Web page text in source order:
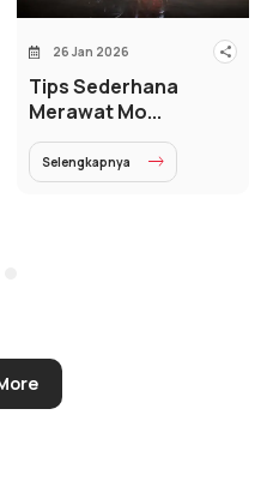
26 Jan 2026
Tips Sederhana
Merawat Mo...
Selengkapnya